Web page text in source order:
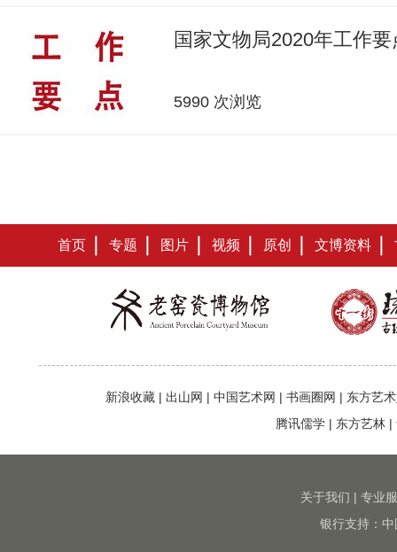
国家文物局2020年工作要
5990 次浏览
首页 专题 图片 视频 原创 文博资料
新浪收藏 | 出山网 | 中国艺术网 | 书画圈网 | 东方艺
腾讯儒学 | 东方艺林 |
关于我们 | 专业
银行支持：